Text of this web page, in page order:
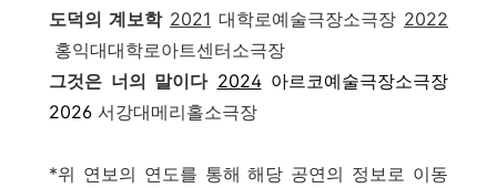
도덕의 계보학 2021 대학로예술극장소극장 2022
홍익대대학로아트센터소극장
그것은 너의 말이다 2024아르코예술극장소극장
2026 서강대메리홀소극장
*위 연보의 연도를 통해 해당 공연의 정보로 이동